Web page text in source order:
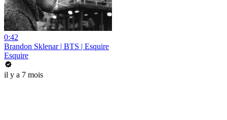
0:42
Brandon Sklenar | BTS | Esquire
Esquire
il y a 7 mois